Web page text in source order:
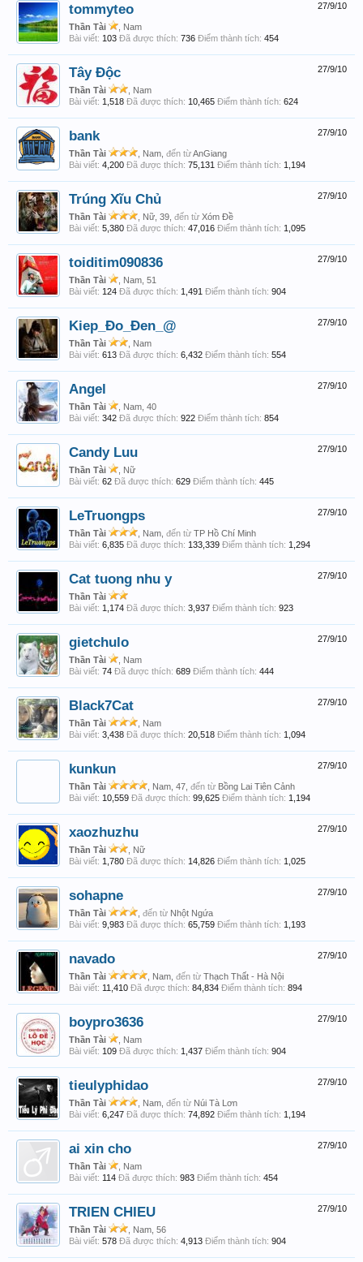
27/9/10
tommyteo
Thần Tài
, Nam
Bài viết: 103 Đã được thích: 736 Điểm thành tích: 454
27/9/10
Tây Độc
Thần Tài
, Nam
Bài viết: 1,518 Đã được thích: 10,465 Điểm thành tích: 624
27/9/10
bank
Thần Tài , Nam, đến từAnGiang
Bài viết: 4,200 Đã được thích: 75,131 Điểm thành tích: 1,194
27/9/10
Trúng Xĩu Chủ
Thần Tài , Nữ, 39, đến từ Xóm Đề
Bài viết: 5,380 Đã được thích: 47,016 Điểm thành tích: 1,095
27/9/10
toiditim090836
Thần Tài
, Nam, 51
Bài viết: 124 Đã được thích: 1,491 Điểm thành tích: 904
27/9/10
Kiep_Đo_Đen_@
Thần Tài
, Nam
Bài viết: 613 Đã được thích: 6,432 Điểm thành tích: 554
27/9/10
Angel
Thần Tài
, Nam, 40
Bài viết: 342 Đã được thích: 922 Điểm thành tích: 854
27/9/10
Candy Luu
Thần Tài
, Nữ
Bài viết: 62 Đã được thích: 629 Điểm thành tích: 445
27/9/10
LeTruongps
Thần Tài , Nam, đến từ TP Hồ Chí Minh
Bài viết: 6,835 Đã được thích: 133,339 Điểm thành tích: 1,294
27/9/10
Cat tuong nhu y
Thần Tài
Bài viết: 1,174 Đã được thích: 3,937 Điểm thành tích: 923
27/9/10
gietchulo
Thần Tài
, Nam
Bài viết: 74 Đã được thích: 689 Điểm thành tích: 444
27/9/10
Black7Cat
Thần Tài
, Nam
Bài viết: 3,438 Đã được thích: 20,518 Điểm thành tích: 1,094
27/9/10
kunkun
Thần Tài , Nam, 47, đến từ Bồng Lai Tiên Cảnh
Bài viết: 10,559 Đã được thích: 99,625 Điểm thành tích: 1,194
27/9/10
xaozhuzhu
Thần Tài
, Nữ
Bài viết: 1,780 Đã được thích: 14,826 Điểm thành tích: 1,025
27/9/10
sohapne
Thần Tài đến từ Nhột Ngứa
Bài viết: 9,983 Đã được thích: 65,759 Điểm thành tích: 1,193
27/9/10
navado
Thần Tài , Nam, đến từ Thạch Thất - Hà Nội
Bài viết: 11,410 Đã được thích: 84,834 Điểm thành tích: 894
27/9/10
boypro3636
Thần Tài
, Nam
Bài viết: 109 Đã được thích: 1,437 Điểm thành tích: 904
27/9/10
tieulyphidao
Thần Tài , Nam, đến từ Núi Tà Lơn
Bài viết: 6,247 Đã được thích: 74,892 Điểm thành tích: 1,194
27/9/10
ai xin cho
Thần Tài
, Nam
Bài viết: 114 Đã được thích: 983 Điểm thành tích: 454
27/9/10
TRIEN CHIEU
Thần Tài
, Nam, 56
Bài viết: 578 Đã được thích: 4,913 Điểm thành tích: 904